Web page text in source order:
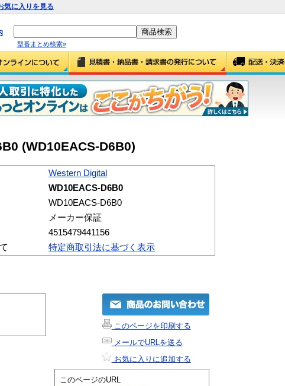
気に入りを見る
型番まとめ検索»
(WD10EACS-D6B0)
Western Digital
WD10EACS-D6B0
WD10EACS-D6B0
メーカー保証
4515479441156
特定商取引法に基づく表示
このページを印刷する
メールでURLを送る
お気に入りに追加する
このページのURL